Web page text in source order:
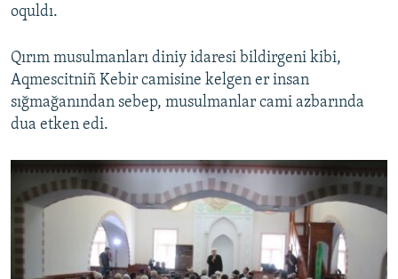
oquldı.
Qırım musulmanları diniy idaresi bildirgeni kibi,
Aqmescitniñ Kebir camisine kelgen er insan
sığmağanından sebep, musulmanlar cami azbarında
dua etken edi.